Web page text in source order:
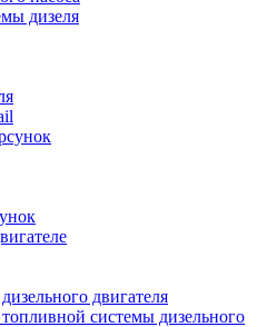
дизеля
двигателя
системы дизельного